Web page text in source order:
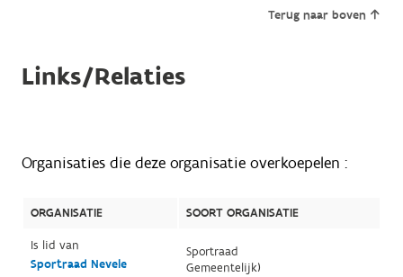
Terug naar boven
Links/Relaties
Organisaties die deze organisatie overkoepelen :
ORGANISATIE
SOORT ORGANISATIE
Is lid van
Sportraad Nevele
Sportraad
Gemeentelijk)